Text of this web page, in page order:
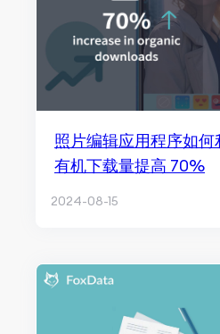
照片编辑应用程序如
有机下载量提高 70%
2024-08-15